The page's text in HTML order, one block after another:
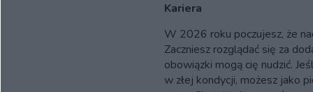
Kariera
W 2026 roku poczujesz, że
Zaczniesz rozglądać się za
obowiązki mogą cię nudzić.
w złej kondycji, możesz jako